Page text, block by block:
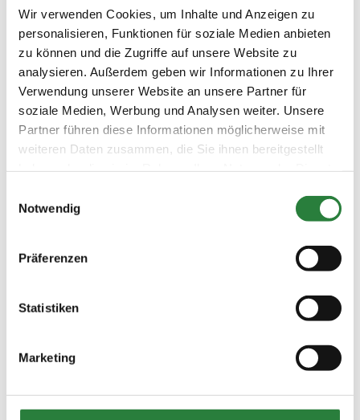
Wir verwenden Cookies, um Inhalte und Anzeigen zu
personalisieren, Funktionen für soziale Medien anbieten
zu können und die Zugriffe auf unsere Website zu
analysieren. Außerdem geben wir Informationen zu Ihrer
Verwendung unserer Website an unsere Partner für
soziale Medien, Werbung und Analysen weiter. Unsere
Partner führen diese Informationen möglicherweise mit
weiteren Daten zusammen, die Sie ihnen bereitgestellt
Notwendig
Präferenzen
Statistiken
Marketing
der jeweiligen Prfg./WB angegeben ist.
Beschaffenheit der Plätze:
Prüfungshalle: 20x60 m
Vorbereitungsplatz: 13x33 m Halle oder 25x65 m Sand
Vorläufige Zeitenteilung: